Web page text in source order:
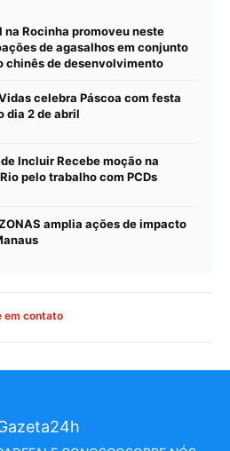
na Rocinha promoveu neste
de agasalhos em conjunto
chinês de desenvolvimento
celebra Páscoa com festa
dia 2 de abril
Incluir Recebe moção na
pelo trabalho com PCDs
amplia ações de impacto
em contato